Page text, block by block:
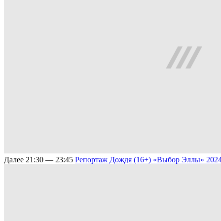
Далее 21:30 — 23:45 Репортаж Дождя (16+) «Выбор Эллы»